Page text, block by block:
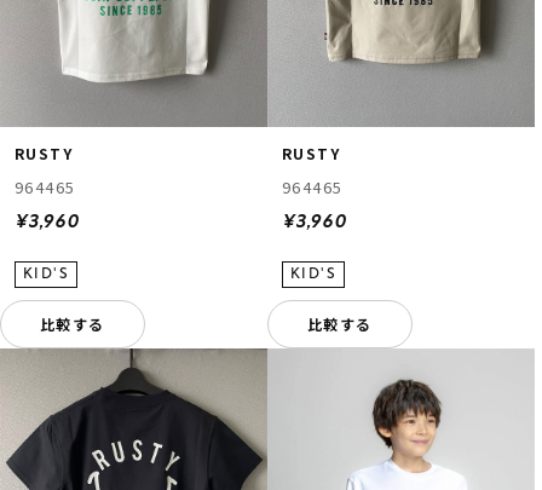
RUSTY
964465
¥3,960
比較する
RUSTY
964465
¥3,960
比較する